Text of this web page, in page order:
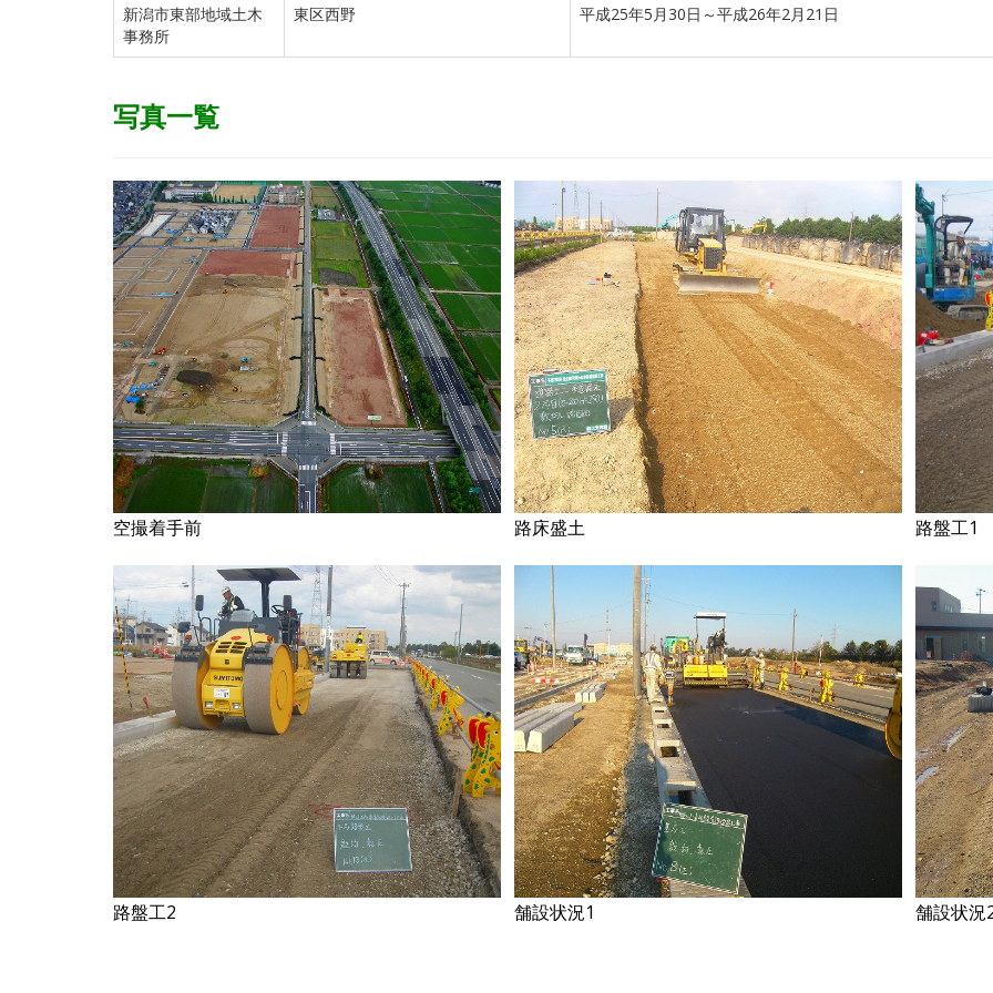
新潟市東部地域土木
事務所
東区西野 平成25年5月30日～平成26年2月21日
写真一覧
空撮着手前 路床盛土 路盤工1
路盤工2 舗設状況1 舗設状況